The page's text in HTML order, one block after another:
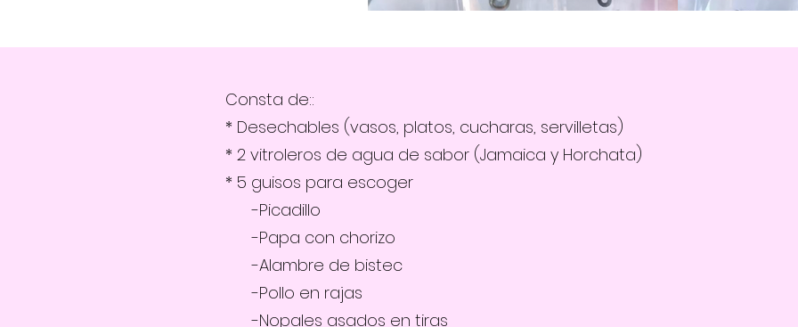
Consta de::
* Desechables (vasos, platos, cucharas, servilletas)
* 2 vitroleros de agua de sabor (Jamaica y Horchata)
* 5 guisos para escoger
-Picadillo
-Papa con chorizo
-Alambre de bistec
-Pollo en rajas
-Nopales asados en tiras